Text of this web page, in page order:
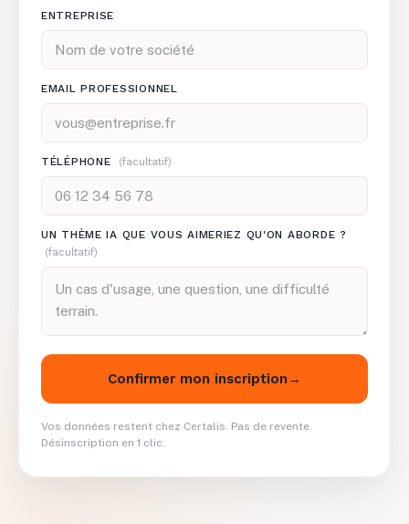
ENTREPRISE
EMAIL PROFESSIONNEL
TÉLÉPHONE (facultatif)
UN THÈME IA QUE VOUS AIMERIEZ QU'ON ABORDE ?
(facultatif)
Confirmer mon inscription →
Vos données restent chez Certalis. Pas de revente.
Désinscription en 1 clic.